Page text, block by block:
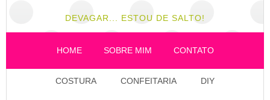
DEVAGAR... ESTOU DE SALTO!
HOME SOBRE MIM CONTATO
COSTURA CONFEITARIA DIY